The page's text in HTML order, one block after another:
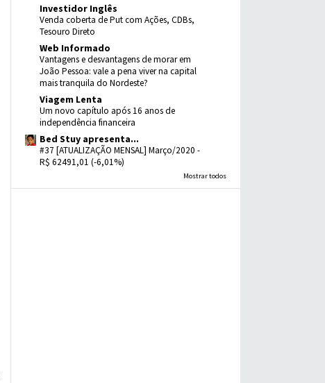
Investidor Inglês
Venda coberta de Put com Ações, CDBs,
Tesouro Direto
Web Informado
Vantagens e desvantagens de morar em
João Pessoa: vale a pena viver na capital
mais tranquila do Nordeste?
Viagem Lenta
Um novo capítulo após 16 anos de
independência financeira
Bed Stuy apresenta...
#37 [ATUALIZAÇÃO MENSAL] Março/2020 -
R$ 62491,01 (-6,01%)
Mostrar todos